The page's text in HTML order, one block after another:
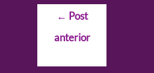
Navegação
Post
← Post
anterior